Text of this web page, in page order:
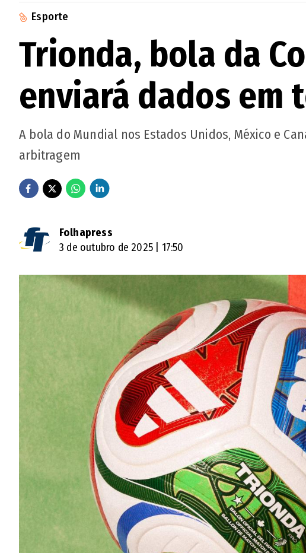
Esporte
Trionda, bola da
enviará dados em
A bola do Mundial nos Estados Unidos, México e
arbitragem
Folhapress
3 de outubro de 2025 | 17:50